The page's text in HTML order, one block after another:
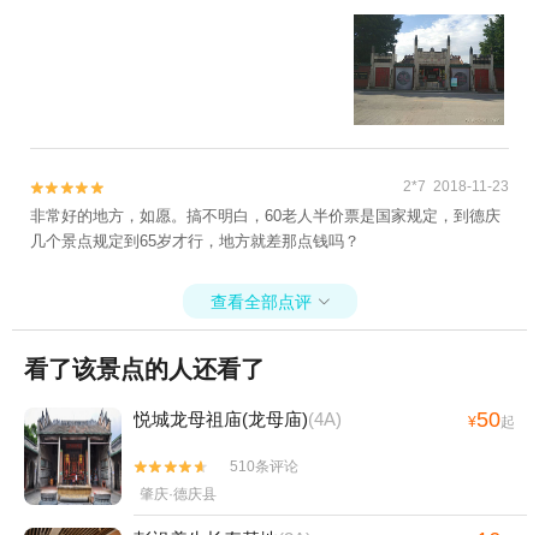

 2*7 2018-11-23
非常好的地方，如愿。搞不明白，60老人半价票是国家规定，到德庆
几个景点规定到65岁才行，地方就差那点钱吗？
查看全部点评 
看了该景点的人还看了
悦城龙母祖庙(龙母庙)(4A) ¥50起


510条评论
肇庆·德庆县